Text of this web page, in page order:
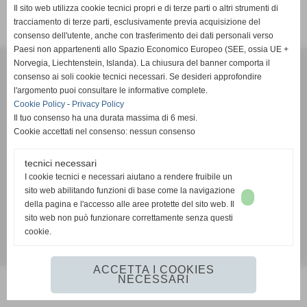
Ambulatorio Medicina dello Sport Misericordia di Cascina
Dr. Antonio Cambi Specialista in Medicina dello Sport
Via della Montanina, 14/4 Usigliano di Lari (PI)
www.cambimedisport.com info@cambimedisport.it
Privacy Policy-Cookie Policy
Il sito web utilizza cookie tecnici propri e di terze parti o altri strumenti di
tracciamento di terze parti, esclusivamente previa acquisizione del
consenso dell'utente, anche con trasferimento dei dati personali verso
Paesi non appartenenti allo Spazio Economico Europeo (SEE, ossia UE +
Norvegia, Liechtenstein, Islanda). La chiusura del banner comporta il
consenso ai soli cookie tecnici necessari. Se desideri approfondire
l'argomento puoi consultare le informative complete.
Cookie Policy - Privacy Policy
Il tuo consenso ha una durata massima di 6 mesi.
Cookie accettati nel consenso: nessun consenso
tecnici necessari
I cookie tecnici e necessari aiutano a rendere fruibile un
sito web abilitando funzioni di base come la navigazione
della pagina e l'accesso alle aree protette del sito web. Il
sito web non può funzionare correttamente senza questi
cookie.
ACCETTA I COOKIES
NECESSARI